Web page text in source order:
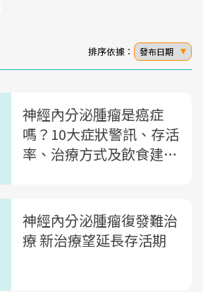
排序依據： 發布日期
神經內分泌腫瘤是癌症
嗎？10大症狀警訊、存活
率、治療方式及飲食建議
神經內分泌腫瘤復發難治
療 新治療望延長存活期